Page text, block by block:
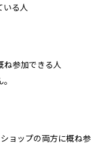
いる人
参加できる人
ョップの両方に概ね参